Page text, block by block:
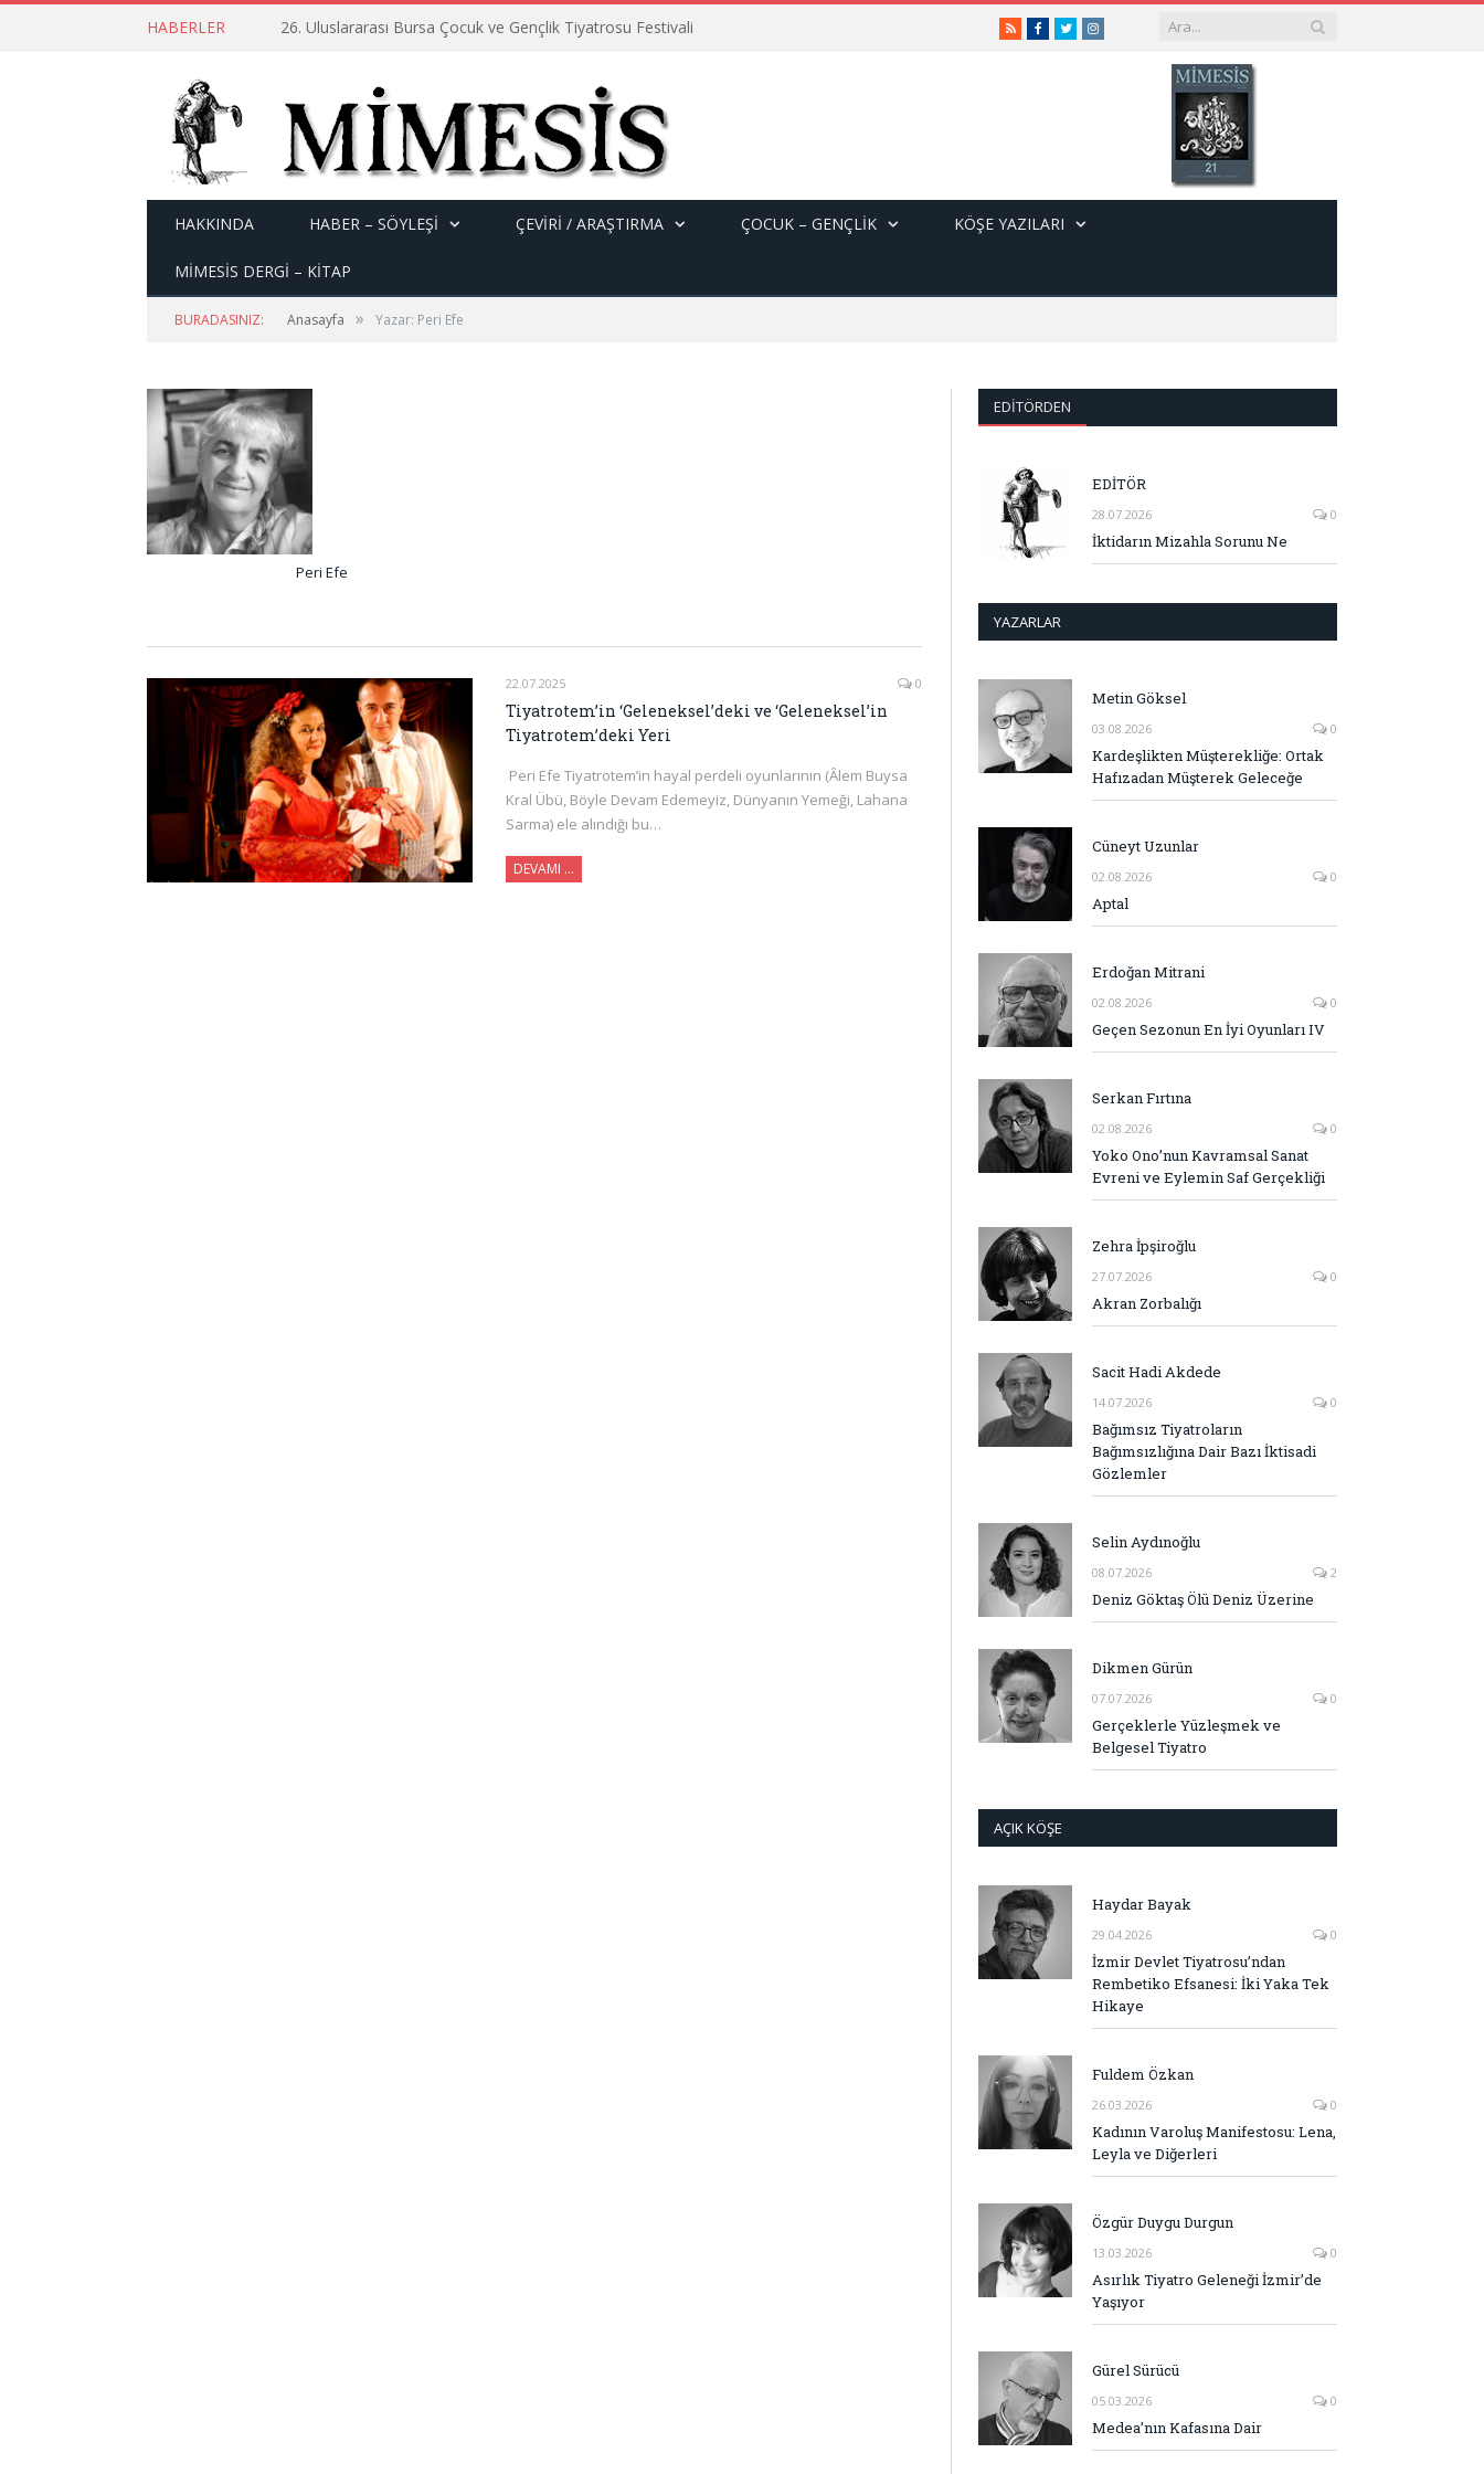
HABERLER 26. Uluslararası Bursa Çocuk ve Gençlik Tiyatrosu Festivali RSSFacebook
TwitterInstagram
HAKKINDA HABER – SÖYLEŞI ÇEVİRİ / ARAŞTIRMA ÇOCUK – GENÇLIK KÖŞE YAZILARI
MİMESİS DERGİ – KİTAP
BURADASINIZ: Anasayfa » Yazar: Peri Efe
Peri Efe
22.07.2025 0
Tiyatrotem’in ‘Geleneksel’deki ve ‘Geleneksel’in
Tiyatrotem’deki Yeri
Peri Efe Tiyatrotem’in hayal perdeli oyunlarının (Âlem Buysa
Kral Übü, Böyle Devam Edemeyiz, Dünyanın Yemeği, Lahana
Sarma) ele alındığı bu…
DEVAMI …
EDITÖRDEN
EDİTÖR
28.07.2026 0
İktidarın Mizahla Sorunu Ne
YAZARLAR
Metin Göksel
03.08.2026 0
Kardeşlikten Müşterekliğe: Ortak
Hafızadan Müşterek Geleceğe
Cüneyt Uzunlar
02.08.2026 0
Aptal
Erdoğan Mitrani
02.08.2026 0
Geçen Sezonun En İyi Oyunları IV
Serkan Fırtına
02.08.2026 0
Yoko Ono’nun Kavramsal Sanat
Evreni ve Eylemin Saf Gerçekliği
Zehra İpşiroğlu
27.07.2026 0
Akran Zorbalığı
Sacit Hadi Akdede
14.07.2026 0
Bağımsız Tiyatroların
Bağımsızlığına Dair Bazı İktisadi
Gözlemler
Selin Aydınoğlu
08.07.2026 2
Deniz Göktaş Ölü Deniz Üzerine
Dikmen Gürün
07.07.2026 0
Gerçeklerle Yüzleşmek ve
Belgesel Tiyatro
AÇIK KÖŞE
Haydar Bayak
29.04.2026 0
İzmir Devlet Tiyatrosu’ndan
Rembetiko Efsanesi: İki Yaka Tek
Hikaye
Fuldem Özkan
26.03.2026 0
Kadının Varoluş Manifestosu: Lena,
Leyla ve Diğerleri
Özgür Duygu Durgun
13.03.2026 0
Asırlık Tiyatro Geleneği İzmir’de
Yaşıyor
Gürel Sürücü
05.03.2026 0
Medea’nın Kafasına Dair